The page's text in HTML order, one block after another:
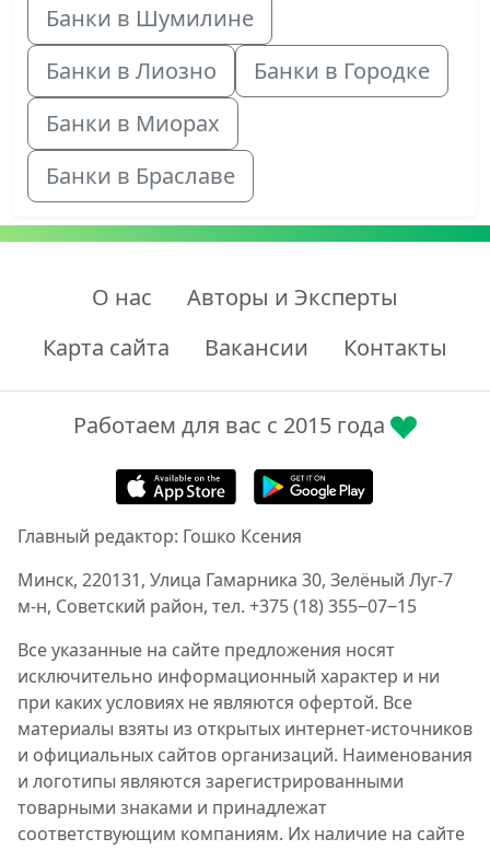
Банки в Шумилине
Банки в Лиозно
Банки в Городке
Банки в Миорах
Банки в Браславе
О нас
Авторы и Эксперты
Карта сайта
Вакансии Контакты
Работаем для вас с 2015 года
Главный редактор: Гошко Ксения
Минск, 220131, Улица Гамарника 30, Зелёный Луг-7
м-н, Советский район, тел. +375 (18) 355‒07‒15
Все указанные на сайте предложения носят
исключительно информационный характер и ни
при каких условиях не являются офертой. Все
материалы взяты из открытых интернет-источников
и официальных сайтов организаций. Наименования
и логотипы являются зарегистрированными
товарными знаками и принадлежат
соответствующим компаниям. Их наличие на сайте